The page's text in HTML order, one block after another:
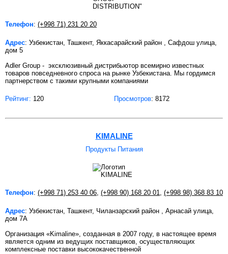
Телефон: (+998 71) 231 20 20
Адрес: Узбекистан, Ташкент, Яккасарайский район , Сафдош улица,
дом 5
Adler Group - эксклюзивный дистрибьютор всемирно известных
товаров повседневного спроса на рынке Узбекистана. Мы гордимся
партнерством с такими крупными компаниями
Рейтинг: 120 Просмотров: 8172
KIMALINE
Продукты Питания
Телефон: (+998 71) 253 40 06, (+998 90) 168 20 01, (+998 98) 368 83 10
Адрес: Узбекистан, Ташкент, Чиланзарский район , Арнасай улица,
дом 7А
Организация «Kimaline», созданная в 2007 году, в настоящее время
является одним из ведущих поставщиков, осуществляющих
комплексные поставки высококачественной